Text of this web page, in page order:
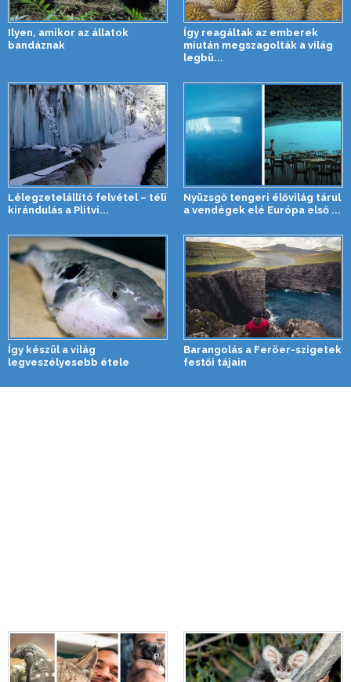
Ilyen, amikor az állatok
bandáznak
Így reagáltak az emberek
miután megszagolták a világ
legbü...
Lélegzetelállító felvétel – téli
kirándulás a Plitvi...
Nyüzsgő tengeri élővilág tárul
a vendégek elé Európa első ...
Így készül a világ
legveszélyesebb étele
Barangolás a Feröer-szigetek
festői tájain